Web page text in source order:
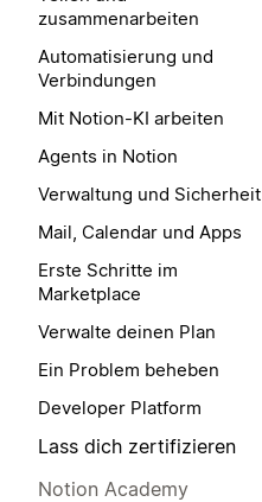
zusammenarbeiten
Automatisierung und
Verbindungen
Mit Notion-KI arbeiten
Agents in Notion
Verwaltung und Sicherheit
Mail, Calendar und Apps
Erste Schritte im
Marketplace
Verwalte deinen Plan
Ein Problem beheben
Developer Platform
Lass dich zertifizieren
Notion Academy